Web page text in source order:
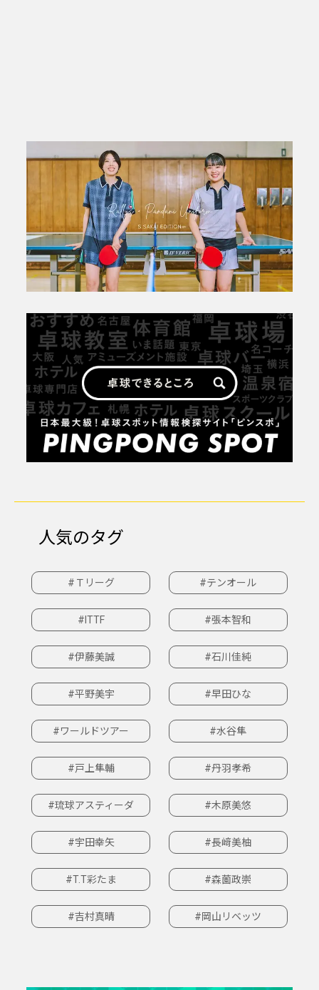
人気のタグ
#Ｔリーグ #テンオール
#ITTF #張本智和
#伊藤美誠 #石川佳純
#平野美宇 #早田ひな
#ワールドツアー #水谷隼
#戸上隼輔 #丹羽孝希
#琉球アスティーダ #木原美悠
#宇田幸矢 #長﨑美柚
#T.T彩たま #森薗政崇
#吉村真晴 #岡山リベッツ